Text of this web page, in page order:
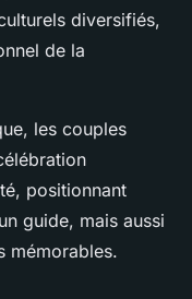
diversifiés,
de la
les couples
positionnant
guide, mais aussi
mémorables.